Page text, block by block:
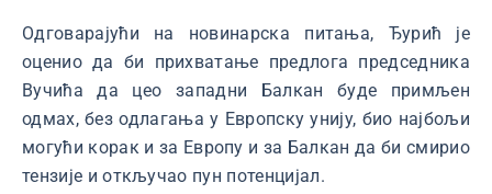
Одговарајући на новинарска питања, Ђурић је
оценио да би прихватање предлога председника
Вучића да цео западни Балкан буде примљен
одмах, без одлагања у Европску унију, био најбољи
могући корак и за Европу и за Балкан да би смирио
тензије и откључао пун потенцијал.